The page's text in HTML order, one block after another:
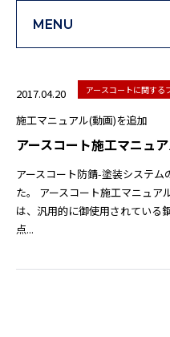
2017.04.20 アースコートに関する
施工マニュアル(動画)を追加
アースコート施工マニュ
アースコート防錆-塗装システ
た。 アースコート施工マニュ
は、汎用的に御使用されている
点...
MENU